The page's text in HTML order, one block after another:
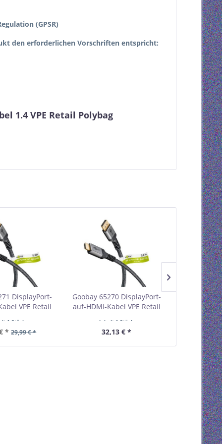
(GPSR)
den erforderlichen Vorschriften entspricht:
1.4 VPE Retail Polybag
DisplayPort-
VPE Retail
1 Stück
* 29,99 € *
Goobay 65270 DisplayPort-
auf-HDMI-Kabel VPE Retail
Inhalt 1 Stück
32,13 € *
Goobay
Kabel 1.4